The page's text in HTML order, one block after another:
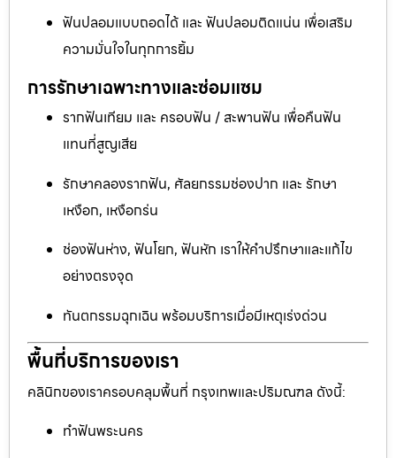
ฟันปลอมแบบถอดได้ และ ฟันปลอมติดแน่น เพื่อเสริม
ความมั่นใจในทุกการยิ้ม
การรักษาเฉพาะทางและซ่อมแซม
รากฟันเทียม และ ครอบฟัน / สะพานฟัน เพื่อคืนฟัน
แทนที่สูญเสีย
รักษาคลองรากฟัน, ศัลยกรรมช่องปาก และ รักษา
เหงือก, เหงือกร่น
ช่องฟันห่าง, ฟันโยก, ฟันหัก เราให้คำปรึกษาและแก้ไข
อย่างตรงจุด
ทันตกรรมฉุกเฉิน พร้อมบริการเมื่อมีเหตุเร่งด่วน
พื้นที่บริการของเรา
คลินิกของเราครอบคลุมพื้นที่ กรุงเทพและปริมณฑล ดังนี้:
ทำฟันพระนคร